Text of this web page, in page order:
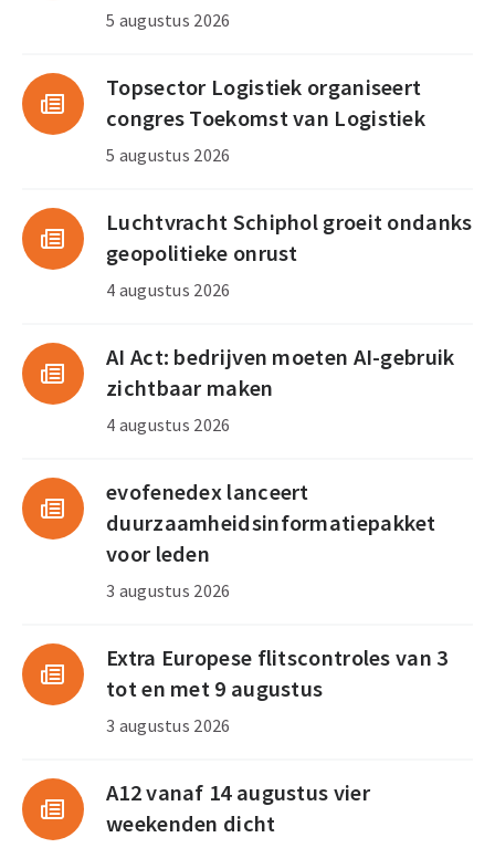
5 augustus 2026
Topsector Logistiek organiseert
congres Toekomst van Logistiek
5 augustus 2026
Luchtvracht Schiphol groeit ondanks
geopolitieke onrust
4 augustus 2026
AI Act: bedrijven moeten AI-gebruik
zichtbaar maken
4 augustus 2026
evofenedex lanceert
duurzaamheidsinformatiepakket
voor leden
3 augustus 2026
Extra Europese flitscontroles van 3
tot en met 9 augustus
3 augustus 2026
A12 vanaf 14 augustus vier
weekenden dicht